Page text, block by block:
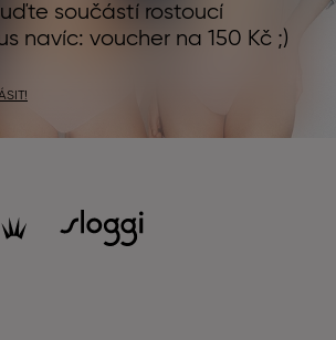
součástí rostoucí
navíc: voucher na 150 Kč ;)